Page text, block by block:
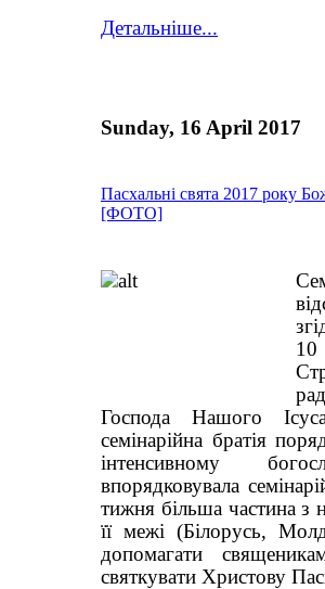
Детальніше...
Sunday, 16 April 2017
Пасхальні свята 2017 року
[ФОТО]
10
Господа Нашого
семінарійна братія
інтенсивному
впорядковувала
тижня більша частина з
її межі (Білорусь,
допомагати
святкувати Христову